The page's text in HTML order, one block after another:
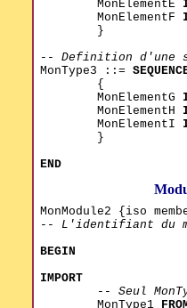
MonElementE
MonElementF
}
-- Definition d'une
MonType3 ::=
{
MonElementG
MonElementH
MonElementI
}
END
MonModule2 {iso
-- L'identifiant du
BEGIN
IMPORT
-- Seul
MonType1